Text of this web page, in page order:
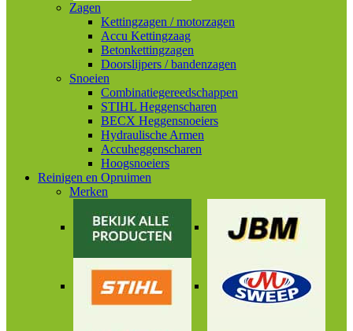
Zagen
Kettingzagen / motorzagen
Accu Kettingzaag
Betonkettingzagen
Doorslijpers / bandenzagen
Snoeien
Combinatiegereedschappen
STIHL Heggenscharen
BECX Heggensnoeiers
Hydraulische Armen
Accuheggenscharen
Hoogsnoeiers
Reinigen en Opruimen
Merken